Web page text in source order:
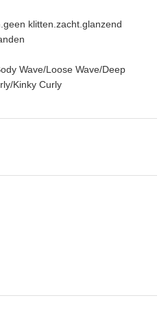
klitten.zacht.glanzend
Wave/Loose Wave/Deep
Kinky Curly